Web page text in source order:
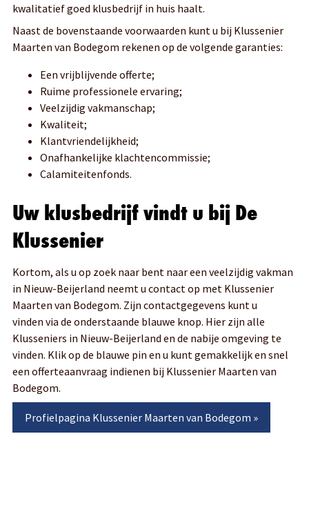
kwalitatief goed klusbedrijf in huis haalt.
Naast de bovenstaande voorwaarden kunt u bij Klussenier
Maarten van Bodegom rekenen op de volgende garanties:
Een vrijblijvende offerte;
Ruime professionele ervaring;
Veelzijdig vakmanschap;
Kwaliteit;
Klantvriendelijkheid;
Onafhankelijke klachtencommissie;
Calamiteitenfonds.
Uw klusbedrijf vindt u bij De
Klussenier
Kortom, als u op zoek naar bent naar een veelzijdig vakman
in Nieuw-Beijerland neemt u contact op met Klussenier
Maarten van Bodegom. Zijn contactgegevens kunt u
vinden via de onderstaande blauwe knop. Hier zijn alle
Klusseniers in Nieuw-Beijerland en de nabije omgeving te
vinden. Klik op de blauwe pin en u kunt gemakkelijk en snel
een offerteaanvraag indienen bij Klussenier Maarten van
Bodegom.
Profielpagina Klussenier Maarten van Bodegom »